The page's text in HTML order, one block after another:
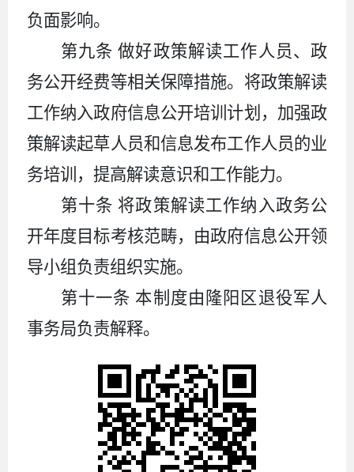
负面影响。
第九条 做好政策解读工作人员、政
务公开经费等相关保障措施。将政策解读
工作纳入政府信息公开培训计划，加强政
策解读起草人员和信息发布工作人员的业
务培训，提高解读意识和工作能力。
第十条 将政策解读工作纳入政务公
开年度目标考核范畴，由政府信息公开领
导小组负责组织实施。
第十一条 本制度由隆阳区退役军人
事务局负责解释。